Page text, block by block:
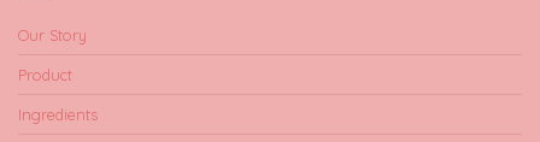
Our Story
Product
Ingredients